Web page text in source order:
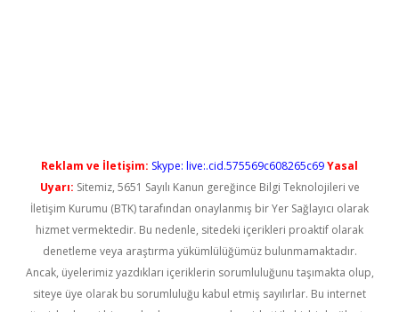
Reklam ve İletişim: Skype: live:.cid.575569c608265c69Yasal
Uyarı: Sitemiz, 5651 Sayılı Kanun gereğince Bilgi Teknolojileri ve
İletişim Kurumu (BTK) tarafından onaylanmış bir Yer Sağlayıcı olarak
hizmet vermektedir. Bu nedenle, sitedeki içerikleri proaktif olarak
denetleme veya araştırma yükümlülüğümüz bulunmamaktadır.
Ancak, üyelerimiz yazdıkları içeriklerin sorumluluğunu taşımakta olup,
siteye üye olarak bu sorumluluğu kabul etmiş sayılırlar. Bu internet